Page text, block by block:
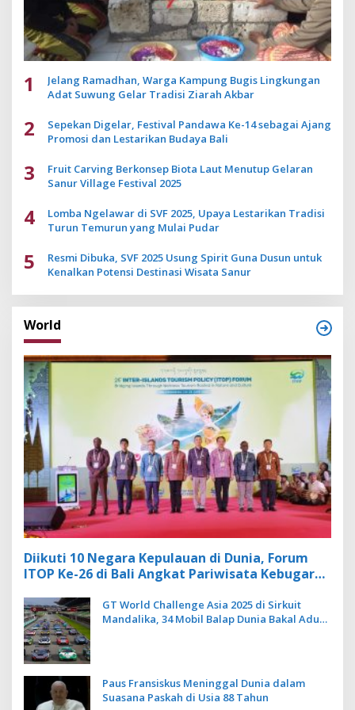
1
Jelang Ramadhan, Warga Kampung Bugis Lingkungan
Adat Suwung Gelar Tradisi Ziarah Akbar
2
Sepekan Digelar, Festival Pandawa Ke-14 sebagai Ajang
Promosi dan Lestarikan Budaya Bali
3
Fruit Carving Berkonsep Biota Laut Menutup Gelaran
Sanur Village Festival 2025
4
Lomba Ngelawar di SVF 2025, Upaya Lestarikan Tradisi
Turun Temurun yang Mulai Pudar
5
Resmi Dibuka, SVF 2025 Usung Spirit Guna Dusun untuk
Kenalkan Potensi Destinasi Wisata Sanur
World
Diikuti 10 Negara Kepulauan di Dunia, Forum
ITOP Ke-26 di Bali Angkat Pariwisata Kebugaran
GT World Challenge Asia 2025 di Sirkuit
Mandalika, 34 Mobil Balap Dunia Bakal Adu
Paus Fransiskus Meninggal Dunia dalam
Suasana Paskah di Usia 88 Tahun